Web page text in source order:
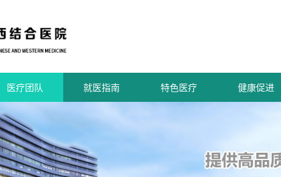
医疗团队 就医指南 特色医疗 健康促进